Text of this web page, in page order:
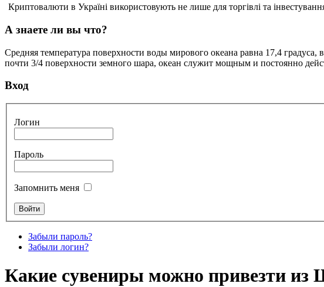
Криптовалюти в Україні використовують не лише для торгівлі та
А знаете ли вы что?
Средняя температура поверхности воды мирового океана равна 17,4
почти 3/4 поверхности земного шара, океан служит мощным и постоянно
Вход
Логин
Пароль
Запомнить меня
Забыли пароль?
Забыли логин?
Какие сувениры можно привезти из